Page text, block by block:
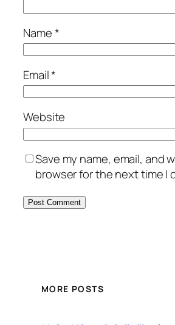
Name*
Email*
Website
Save my name, email, and
browser for the next time I
MORE POSTS